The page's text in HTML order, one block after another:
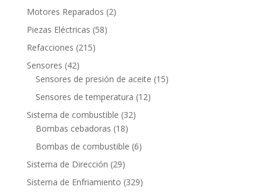
producto
Motores Reparados 22
Piezas Eléctricas 5858
Refacciones 215215
Sensores 4242
productos
Sensores de presión de aceite 1515
Sensores de temperatura 1212
Sistema de combustible 3232
Bombas cebadoras 1818
productos
Bombas de combustible 66
Sistema de Dirección 2929
productos
Sistema de Enfriamiento 329329